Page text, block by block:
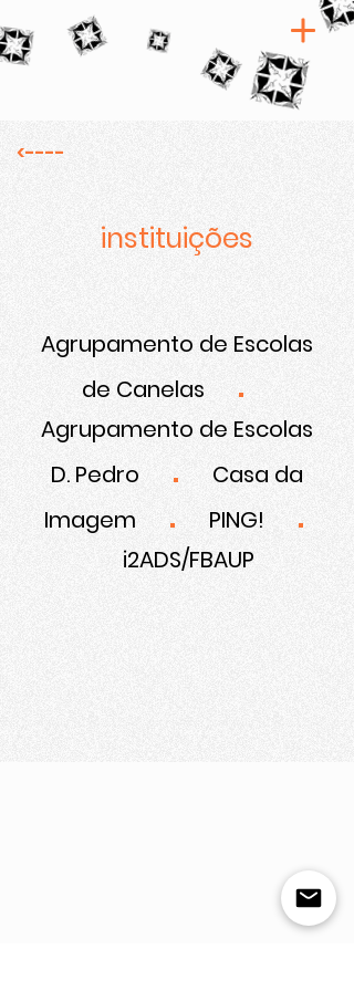
<----
instituições
Agrupamento de Escolas
de Canelas
.
Agrupamento de Escolas
D. Pedro
.
Casa da
Imagem
. PING! .
i2ADS/FBAUP